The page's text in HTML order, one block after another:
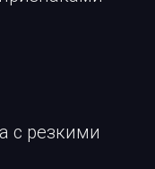
с резкими